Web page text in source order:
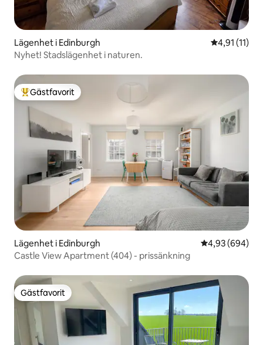
Lägenhet i Edinburgh 4,91 av 5 i
4,91 (11)
Nyhet! Stadslägenhet i naturen.
Populär gästfavorit
Gästfavorit
Lägenhet i Edinburgh 4,93 av 5 i
4,93 (694)
Castle View Apartment (404) - prissänkning
Gästfavorit
Gästfavorit